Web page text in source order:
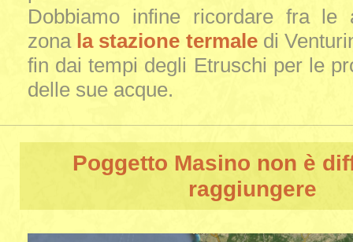
Dobbiamo infine ricordare fra le
zona la stazione termaledi
fin dai tempi degli Etruschi per le
delle sue acque.
Poggetto Masino non è
raggiungere